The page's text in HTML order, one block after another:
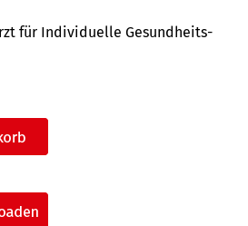
für Indi­vidu­elle Gesund­heits-